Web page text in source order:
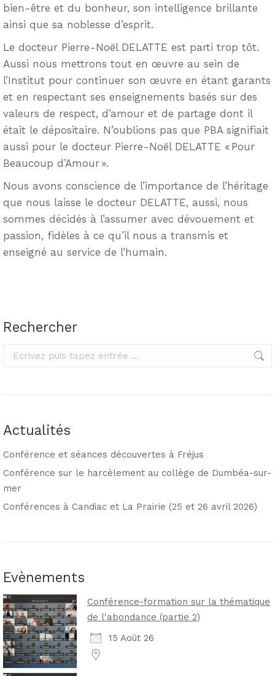
bien-être et du bonheur, son intelligence brillante
ainsi que sa noblesse d’esprit.
Le docteur Pierre-Noël DELATTE est parti trop tôt.
Aussi nous mettrons tout en œuvre au sein de
l’Institut pour continuer son œuvre en étant garants
et en respectant ses enseignements basés sur des
valeurs de respect, d’amour et de partage dont il
était le dépositaire. N’oublions pas que PBA signifiait
aussi pour le docteur Pierre-Noël DELATTE « Pour
Beaucoup d’Amour ».
Nous avons conscience de l’importance de l’héritage
que nous laisse le docteur DELATTE, aussi, nous
sommes décidés à l’assumer avec dévouement et
passion, fidèles à ce qu’il nous a transmis et
enseigné au service de l’humain.
Rechercher
Rechercher
Actualités
Conférence et séances découvertes à Fréjus
Conférence sur le harcèlement au collège de Dumbéa-sur-
mer
Conférences à Candiac et La Prairie (25 et 26 avril 2026)
Evènements
Conférence-formation sur la thématique
de l'abondance (partie 2)
15 Août 26